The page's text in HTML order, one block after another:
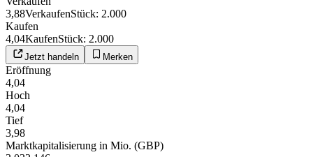
3,88VerkaufenStück: 2.000
Kaufen
4,04KaufenStück: 2.000
Jetzt handeln Merken
Eröffnung
4,04
Hoch
4,04
Tief
3,98
Marktkapitalisierung in Mio. (GBP)